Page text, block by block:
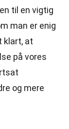
til en vigtig
man er enig
klart, at
på vores
og mere